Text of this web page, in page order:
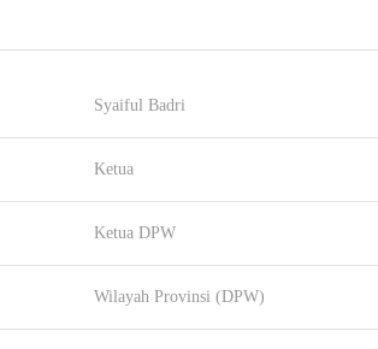
Syaiful Badri
Ketua
Ketua DPW
Wilayah Provinsi (DPW)